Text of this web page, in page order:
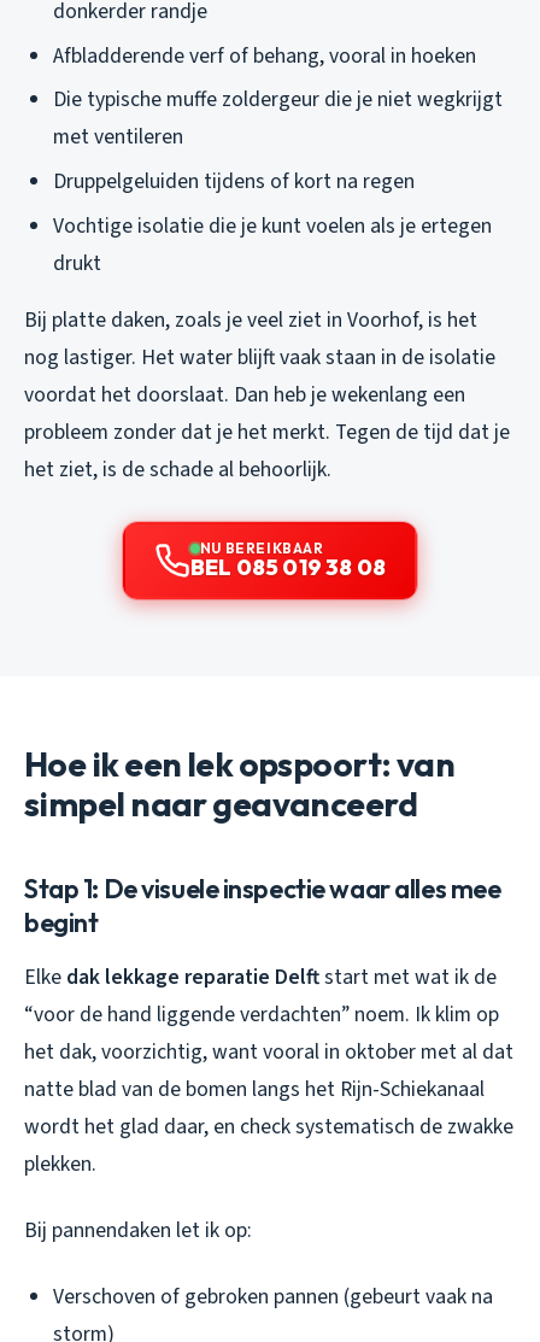
donkerder randje
Afbladderende verf of behang, vooral in hoeken
Die typische muffe zoldergeur die je niet wegkrijgt
met ventileren
Druppelgeluiden tijdens of kort na regen
Vochtige isolatie die je kunt voelen als je ertegen
drukt
Bij platte daken, zoals je veel ziet in Voorhof, is het
nog lastiger. Het water blijft vaak staan in de isolatie
voordat het doorslaat. Dan heb je wekenlang een
probleem zonder dat je het merkt. Tegen de tijd dat je
het ziet, is de schade al behoorlijk.
NU BEREIKBAAR
BEL 085 019 38 08
Hoe ik een lek opspoort: van
simpel naar geavanceerd
Stap 1: De visuele inspectie waar alles mee
begint
Elke dak lekkage reparatie Delftstart met wat ik de
“voor de hand liggende verdachten” noem. Ik klim op
het dak, voorzichtig, want vooral in oktober met al dat
natte blad van de bomen langs het Rijn-Schiekanaal
wordt het glad daar, en check systematisch de zwakke
plekken.
Bij pannendaken let ik op:
Verschoven of gebroken pannen (gebeurt vaak na
storm)